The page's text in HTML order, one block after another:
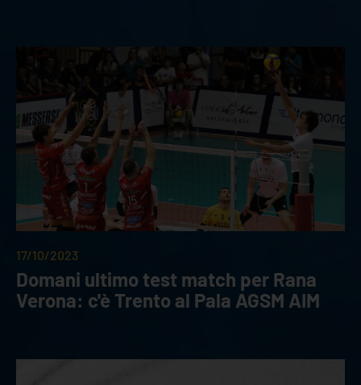
17/10/2023
Domani ultimo test match per Rana
Verona: c'è Trento al Pala AGSM AIM